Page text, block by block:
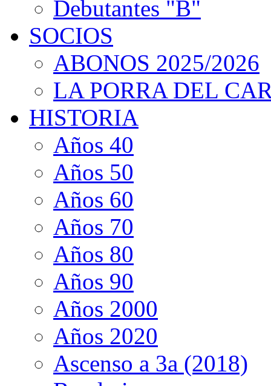
Debutantes "B"
SOCIOS
ABONOS 2025/2026
LA PORRA DEL
HISTORIA
Años 40
Años 50
Años 60
Años 70
Años 80
Años 90
Años 2000
Años 2020
Ascenso a 3a (2018)